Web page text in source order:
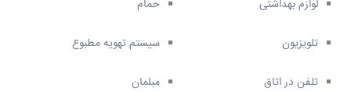
لوازم بهداشتی حمام
تلویزیون سیستم تهویه مطبوع
تلفن در اتاق مبلمان